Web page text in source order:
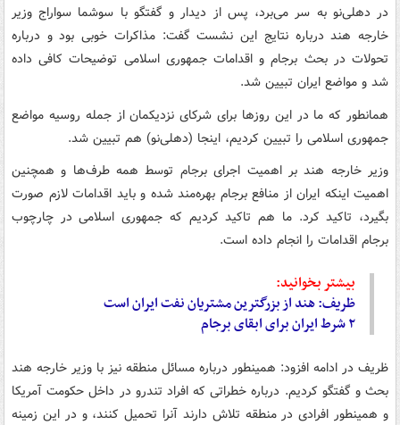
در دهلی‌نو به سر می‌برد، پس از دیدار و گفتگو با سوشما سواراج وزیر
خارجه هند درباره نتایج این نشست گفت: مذاکرات خوبی بود و درباره
تحولات در بحث برجام و اقدامات جمهوری اسلامی توضیحات کافی داده
شد و مواضع ایران تبیین شد.
همانطور که ما در این روزها برای شرکای نزدیکمان از جمله روسیه مواضع
جمهوری اسلامی را تبیین کردیم، اینجا (دهلی‌نو) هم تبیین شد.
وزیر خارجه هند بر اهمیت اجرای برجام توسط همه طرف‌ها و همچنین
اهمیت اینکه ایران از منافع برجام بهره‌مند شده و باید اقدامات لازم صورت
بگیرد، تاکید کرد. ما هم تاکید کردیم که جمهوری اسلامی در چارچوب
برجام اقدامات را انجام داده است.
بیشتر بخوانید:
ظریف: هند از بزرگترین مشتریان نفت ایران است
۲ شرط ایران برای ابقای برجام
ظریف در ادامه افزود: همینطور درباره مسائل منطقه نیز با وزیر خارجه هند
بحث و گفتگو کردیم. درباره خطراتی که افراد تندرو در داخل حکومت آمریکا
و همینطور افرادی در منطقه تلاش دارند آنرا تحمیل کنند، و در این زمینه